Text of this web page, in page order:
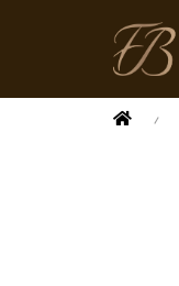
DOMŮ